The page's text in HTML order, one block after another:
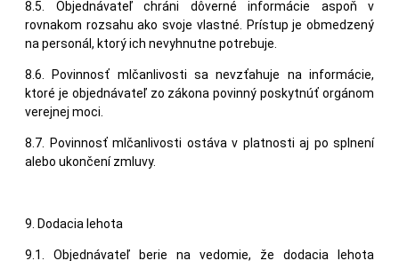
8.5. Objednávateľ chráni dôverné informácie aspoň v
rovnakom rozsahu ako svoje vlastné. Prístup je obmedzený
na personál, ktorý ich nevyhnutne potrebuje.
8.6. Povinnosť mlčanlivosti sa nevzťahuje na informácie,
ktoré je objednávateľ zo zákona povinný poskytnúť orgánom
verejnej moci.
8.7. Povinnosť mlčanlivosti ostáva v platnosti aj po splnení
alebo ukončení zmluvy.
9. Dodacia lehota
9.1. Objednávateľ berie na vedomie, že dodacia lehota